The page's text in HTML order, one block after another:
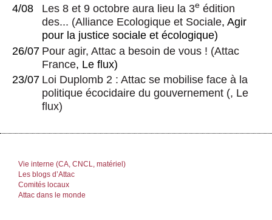
4/08
Les 8 et 9 octobre aura lieu la 3e édition
des... (Alliance Ecologique et Sociale, Agir
pour la justice sociale et écologique)
26/07 Pour agir, Attac a besoin de vous ! (Attac
France, Le flux)
23/07 Loi Duplomb 2 : Attac se mobilise face à la
politique écocidaire du gouvernement (, Le
flux)
Vie interne (CA, CNCL, matériel)
Les blogs d’Attac
Comités locaux
Attac dans le monde